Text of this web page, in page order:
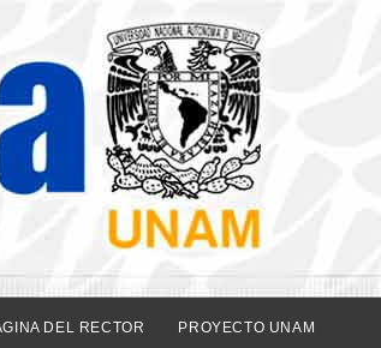
DEL RECTOR PROYECTO UNAM